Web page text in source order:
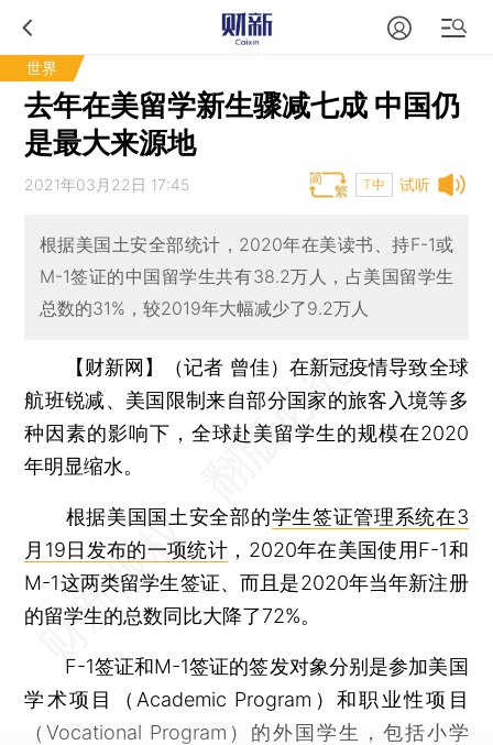
世界
去年在美留学新生骤减七成 中国仍
是最大来源地
试听
2021年03月22日 17:45 T中
根据美国土安全部统计，2020年在美读书、持F-1或
M-1签证的中国留学生共有38.2万人，占美国留学生
总数的31%，较2019年大幅减少了9.2万人
【财新网】（记者 曾佳） 在新冠疫情导致全球
航班锐减、美国限制来自部分国家的旅客入境等多
种因素的影响下，全球赴美留学生的规模在2020
年明显缩水。
根据美国国土安全部的学生签证管理系统在3
月19日发布的一项统计 ，2020年在美国使用F-1和
M-1这两类留学生签证、而且是2020年当年新注册
的留学生的总数同比大降了72%。
F-1签证和M-1签证的签发对象分别是参加美国
学术项目（Academic Program）和职业性项目
（Vocational Program）的外国学生，包括小学